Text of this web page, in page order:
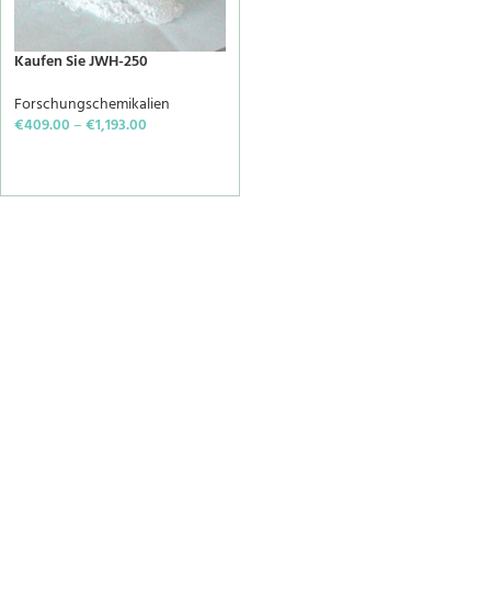
Kaufen Sie JWH-250
Forschungschemikalien
€409.00–€1,193.00